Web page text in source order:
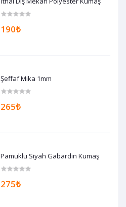
190₺
Şeffaf Mika 1mm
265₺
Pamuklu Siyah Gabardin Kumaş
275₺